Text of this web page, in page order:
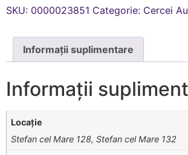
SKU: 0000023851 Categorie: Cercei
Informații suplimentare
Informații
Locație
Stefan cel Mare 128, Stefan cel Mare 132